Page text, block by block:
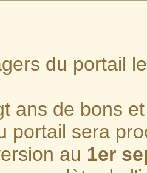
du portail
ans de bons
portail sera
au 1er